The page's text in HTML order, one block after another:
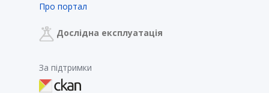
Про портал
Дослідна експлуатація
За підтримки